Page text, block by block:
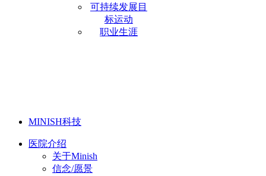
可持续发展目
标运动
职业生涯
MINISH科技
医院介绍
关于Minish
信念/愿景